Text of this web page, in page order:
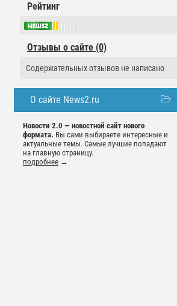
Рейтинг
Отзывы о сайте (0)
Содержательных отзывов не написано
О сайте News2.ru
Новости 2.0 — новостной сайт нового
формата. Вы сами выбираете интересные и
актуальные темы. Самые лучшие попадают
на главную страницу.
подробнее →